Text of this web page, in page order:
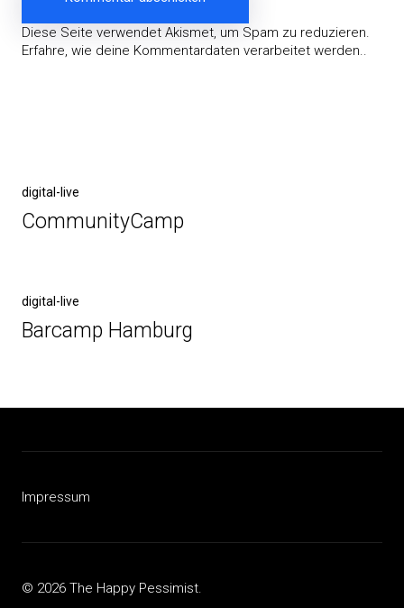
Diese Seite verwendet Akismet, um Spam zu reduzieren.
Erfahre, wie deine Kommentardaten verarbeitet werden..
Vorheriger
Beitrag
digital-live
CommunityCamp
Nächster
Beitrag
digital-live
Barcamp Hamburg
Impressum
© 2026 The Happy Pessimist.